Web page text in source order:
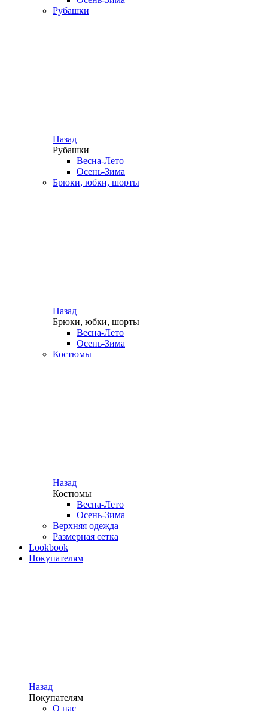
Рубашки
Назад
Рубашки
Весна-Лето
Осень-Зима
Брюки, юбки, шорты
Назад
Брюки, юбки, шорты
Весна-Лето
Осень-Зима
Костюмы
Назад
Костюмы
Весна-Лето
Осень-Зима
Верхняя одежда
Размерная сетка
Lookbook
Покупателям
Назад
Покупателям
О нас